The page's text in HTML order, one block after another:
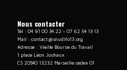
Nous contacter
Tél : 04 91 00 34 22 - 07 62 54 13 13
Mail :contact@snudifo13.org
Adresse : Vieille Bourse du Travail
1 place Léon Jouhaux
CS 20540 13232 Marseille cedex 01